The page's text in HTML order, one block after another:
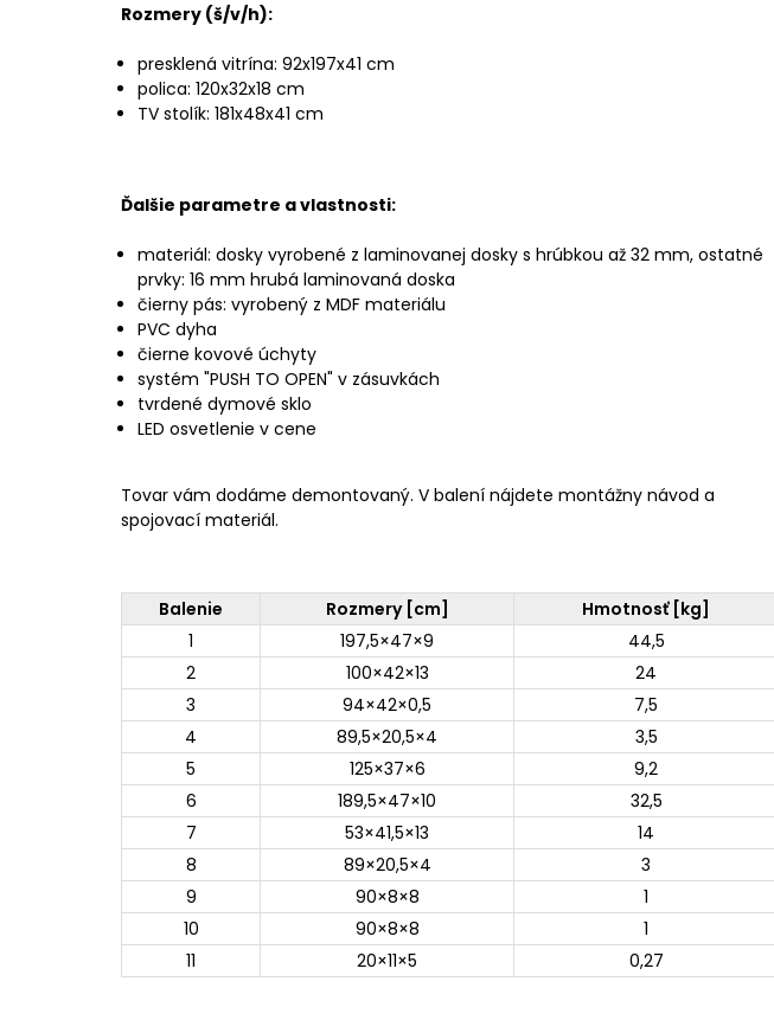
Rozmery (š/v/h):
presklená vitrína: 92x197x41 cm
polica: 120x32x18 cm
TV stolík: 181x48x41 cm
Ďalšie parametre a vlastnosti:
materiál: dosky vyrobené z laminovanej dosky s hrúbkou až 32 mm, ostatné
prvky: 16 mm hrubá laminovaná doska
čierny pás: vyrobený z MDF materiálu
PVC dyha
čierne kovové úchyty
systém "PUSH TO OPEN" v zásuvkách
tvrdené dymové sklo
LED osvetlenie v cene
Tovar vám dodáme demontovaný. V balení nájdete montážny návod a
spojovací materiál.
Balenie Rozmery [cm]
Hmotnosť [kg]
1
197,5×47×9
44,5
2
100×42×13
24
3
94×42×0,5
7,5
4
89,5×20,5×4
3,5
5
125×37×6
9,2
6
189,5×47×10
32,5
7
53×41,5×13
14
8
89×20,5×4
3
9
90×8×8
1
10
90×8×8
1
11
20×11×5 0,27